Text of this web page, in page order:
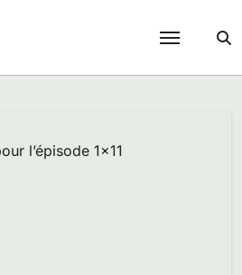
l’épisode 1×11